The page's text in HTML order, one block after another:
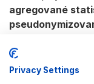
agregované
173
Neméně
Privacy Settings